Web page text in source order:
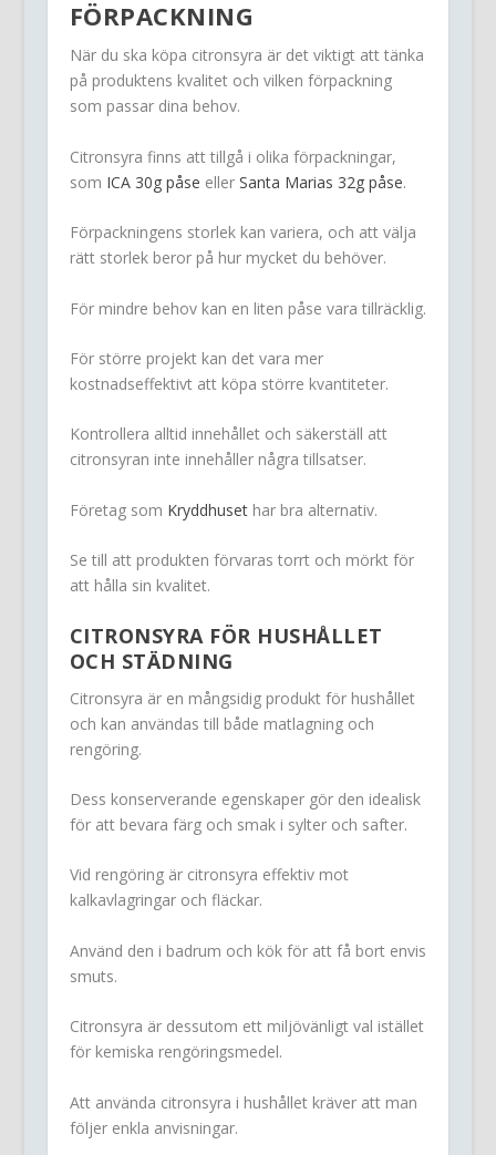
FÖRPACKNING
När du ska köpa citronsyra är det viktigt att tänka
på produktens kvalitet och vilken förpackning
som passar dina behov.
Citronsyra finns att tillgå i olika förpackningar,
som ICA30g påse eller Santa Marias 32g påse.
Förpackningens storlek kan variera, och att välja
rätt storlek beror på hur mycket du behöver.
För mindre behov kan en liten påse vara tillräcklig.
För större projekt kan det vara mer
kostnadseffektivt att köpa större kvantiteter.
Kontrollera alltid innehållet och säkerställ att
citronsyran inte innehåller några tillsatser.
Företag som Kryddhusethar bra alternativ.
Se till att produkten förvaras torrt och mörkt för
att hålla sin kvalitet.
CITRONSYRA FÖR HUSHÅLLET
OCH STÄDNING
Citronsyra är en mångsidig produkt för hushållet
och kan användas till både matlagning och
rengöring.
Dess konserverande egenskaper gör den idealisk
för att bevara färg och smak i sylter och safter.
Vid rengöring är citronsyra effektiv mot
kalkavlagringar och fläckar.
Använd den i badrum och kök för att få bort envis
smuts.
Citronsyra är dessutom ett miljövänligt val istället
för kemiska rengöringsmedel.
Att använda citronsyra i hushållet kräver att man
följer enkla anvisningar.